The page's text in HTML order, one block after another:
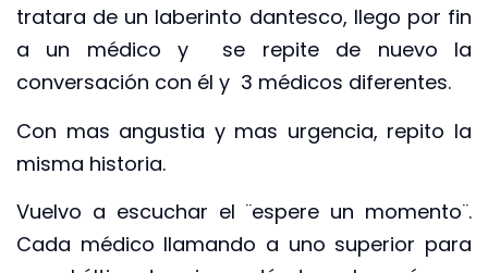
tratara de un laberinto dantesco, llego por fin
a un médico y se repite de nuevo la
conversación con él y 3 médicos diferentes.
Con mas angustia y mas urgencia, repito la
misma historia.
Vuelvo a escuchar el ¨espere un momento¨.
Cada médico llamando a uno superior para